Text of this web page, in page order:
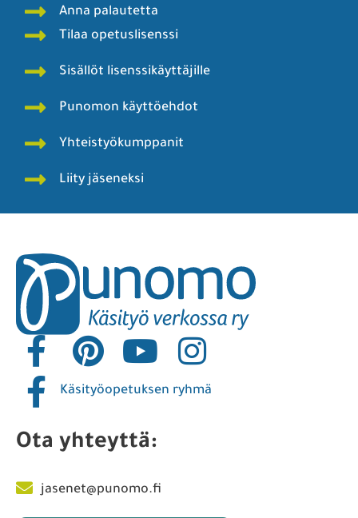
Anna palautetta
Tilaa opetuslisenssi
Sisällöt lisenssikäyttäjille
Punomon käyttöehdot
Yhteistyökumppanit
Liity jäseneksi
Käsityöopetuksen ryhmä
Ota yhteyttä:
jasenet@punomo.fi